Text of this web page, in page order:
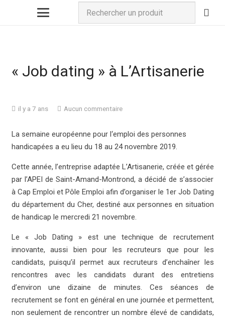
« Job dating » à L’Artisanerie
il y a 7 ans Aucun commentaire
La semaine européenne pour l‘emploi des personnes
handicapées a eu lieu du 18 au 24 novembre 2019.
Cette année, l’entreprise adaptée L’Artisanerie, créée et gérée
par l’APEI de Saint-Amand-Montrond, a décidé de s’associer
à Cap Emploi et Pôle Emploi afin d’organiser le 1er Job Dating
du département du Cher, destiné aux personnes en situation
de handicap le mercredi 21 novembre.
Le « Job Dating » est une technique de recrutement
innovante, aussi bien pour les recruteurs que pour les
candidats, puisqu’il permet aux recruteurs d’enchaîner les
rencontres avec les candidats durant des entretiens
d’environ une dizaine de minutes. Ces séances de
recrutement se font en général en une journée et permettent,
non seulement de rencontrer un nombre élevé de candidats,